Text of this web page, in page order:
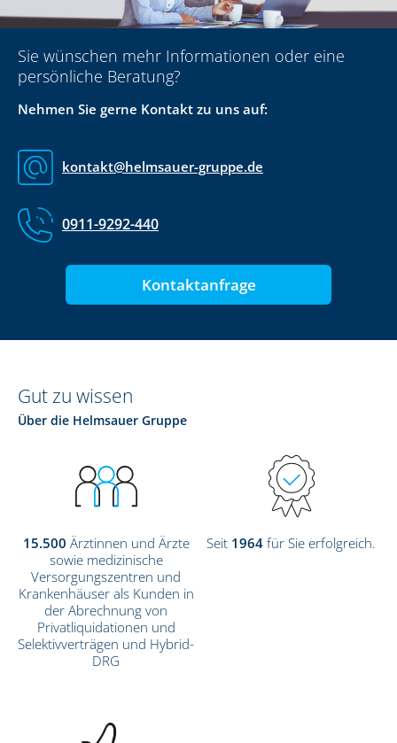
Sie wünschen mehr Informationen oder eine
persönliche Beratung?
Nehmen Sie gerne Kontakt zu uns auf:
kontakt@helmsauer-gruppe.de
0911-9292-440
Kontaktanfrage
Gut zu wissen
Über die Helmsauer Gruppe
15.500 Ärztinnen und Ärzte
sowie medizinische
Versorgungszentren und
Krankenhäuser als Kunden in
der Abrechnung von
Privatliquidationen und
Selektivverträgen und Hybrid-
DRG
Seit 1964 für Sie erfolgreich.